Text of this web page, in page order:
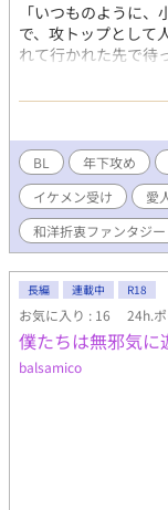
「いつものように
で、攻トップとして
れて行かれた先で
愛人として、抱か
和洋ごちゃ混ぜファ
し） （この作品は
す）
BL 年下攻め
イケメン受け
愛
和洋折衷ファンタジー
長編 連載中 R18
お気に入り : 16 24h.
僕たちは無邪気に
balsamico